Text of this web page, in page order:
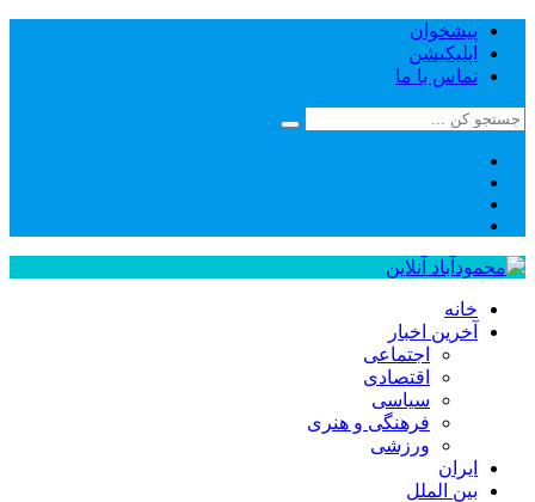
پیشخوان
اپلیکیشن
تماس با ما
خانه
آخرین اخبار
اجتماعی
اقتصادی
سیاسی
فرهنگی و هنری
ورزشی
ایران
بین الملل